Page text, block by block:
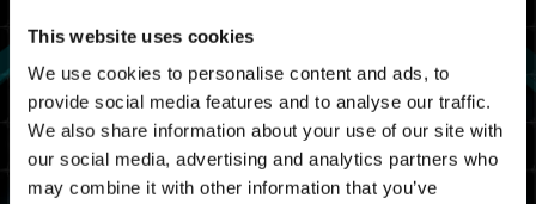
This website uses cookies
We use cookies to personalise content and ads, to
provide social media features and to analyse our traffic.
We also share information about your use of our site with
our social media, advertising and analytics partners who
may combine it with other information that you’ve
Oferta Especial: Street Fighter 6
Decal